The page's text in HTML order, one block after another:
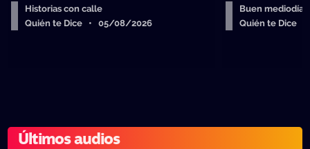
Historias con calle
Quién te Dice • 05/08/2026
Buen mediodía
Quién te Dice
Últimos audios